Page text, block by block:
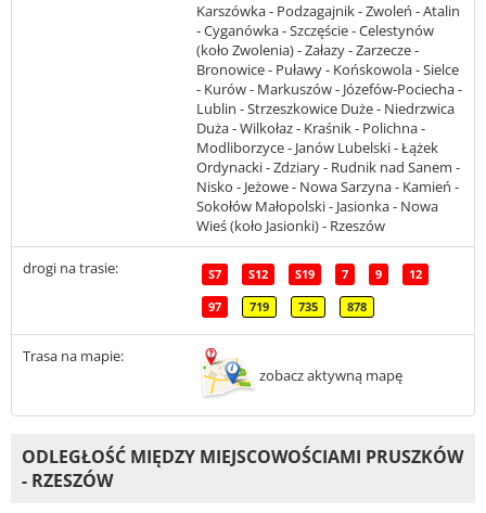
Karszówka - Podzagajnik - Zwoleń - Atalin
- Cyganówka - Szczęście - Celestynów
(koło Zwolenia) - Załazy - Zarzecze -
Bronowice - Puławy - Końskowola - Sielce
- Kurów - Markuszów - Józefów-Pociecha -
Lublin - Strzeszkowice Duże - Niedrzwica
Duża - Wilkołaz - Kraśnik - Polichna -
Modliborzyce - Janów Lubelski - Łążek
Ordynacki - Zdziary - Rudnik nad Sanem -
Nisko - Jeżowe - Nowa Sarzyna - Kamień -
Sokołów Małopolski - Jasionka - Nowa
Wieś (koło Jasionki) - Rzeszów
drogi na trasie: S7 S12 S19 7 9 12
97 719 735 878
Trasa na mapie:
zobacz aktywną mapę
ODLEGŁOŚĆ MIĘDZY MIEJSCOWOŚCIAMI PRUSZKÓW
- RZESZÓW